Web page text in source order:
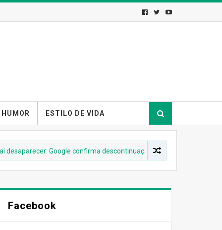
HUMOR ESTILO DE VIDA
Google confirma descontinuação
Facebook